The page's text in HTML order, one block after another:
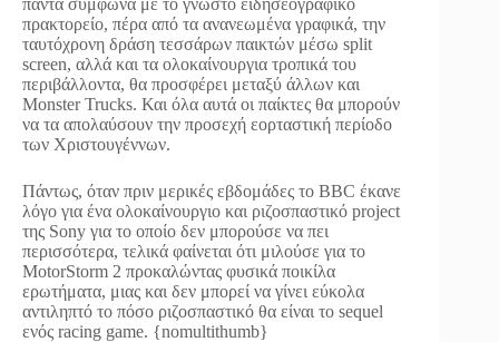
πάντα σύμφωνα με το γνωστό ειδησεογραφικό
πρακτορείο, πέρα από τα ανανεωμένα γραφικά, την
ταυτόχρονη δράση τεσσάρων παικτών μέσω split
screen, αλλά και τα ολοκαίνουργια τροπικά του
περιβάλλοντα, θα προσφέρει μεταξύ άλλων και
Monster Trucks. Και όλα αυτά οι παίκτες θα μπορούν
να τα απολαύσουν την προσεχή εορταστική περίοδο
των Χριστουγέννων.
Πάντως, όταν πριν μερικές εβδομάδες το BBC έκανε
λόγο για ένα ολοκαίνουργιο και ριζοσπαστικό project
της Sony για το οποίο δεν μπορούσε να πει
περισσότερα, τελικά φαίνεται ότι μιλούσε για το
MotorStorm 2 προκαλώντας φυσικά ποικίλα
ερωτήματα, μιας και δεν μπορεί να γίνει εύκολα
αντιληπτό το πόσο ριζοσπαστικό θα είναι το sequel
ενός racing game. {nomultithumb}